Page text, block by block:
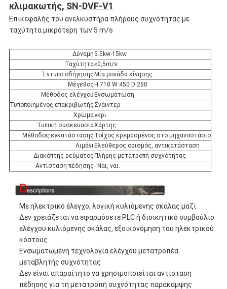
κλιμακωτής, SN-DVF-V1
Επικεφαλής του ανελκυστήρα πλήρους συχνότητας με
ταχύτητα μικρότερη των 5 m/s
Δύναμη5.5kw-15kw
Ταχύτητα≤0,5m/s
Έντυπο οδήγησης Μία μονάδα κίνησης
Μέγεθος H:710 W:450 D:260
Μέθοδος ελέγχου Ενσωμάτωση
Τυποποιημένος επακριβωτής Σνάιντερ
Χρώμαγκρι
Τυπική συσκευασίαΧάρτης
Μέθοδος εγκατάστασης Τοίχος κρεμασμένος στο μηχανοστάσιο
Λιμάνι Ελεύθερος ορισμός, αντικατάσταση
Διακόπτης ρεύματος Πλήρης μετατροπή συχνότητας
Αντίσταση πέδησης- Ναι, ναι.
Με ηλεκτρικό έλεγχο, λογική κυλιόμενης σκάλας μαζί
Δεν χρειάζεται να εφαρμόσετε PLC ή διοικητικό συμβούλιο
ελέγχου κυλιόμενης σκάλας, εξοικονόμηση του ηλεκτρικού
κόστους
Ενσωματωμένη τεχνολογία ελέγχου μετατροπέα
μεταβλητής συχνότητας
Δεν είναι απαραίτητο να χρησιμοποιείται αντίσταση
πέδησης για τη μετατροπή συχνότητας παράκαμψης